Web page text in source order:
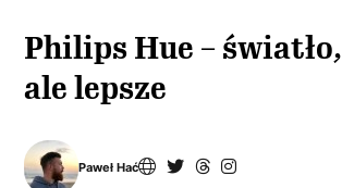
Philips Hue – światło,
ale lepsze
Paweł Hać